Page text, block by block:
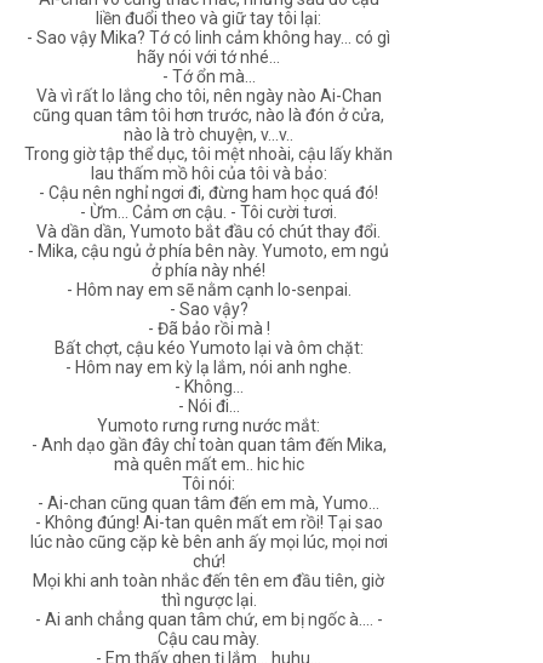
liền đuổi theo và giữ tay tôi lại:
- Sao vậy Mika? Tớ có linh cảm không hay... có gì
hãy nói với tớ nhé...
- Tớ ổn mà...
Và vì rất lo lắng cho tôi, nên ngày nào Ai-Chan
cũng quan tâm tôi hơn trước, nào là đón ở cửa,
nào là trò chuyện, v...v..
Trong giờ tập thể dục, tôi mệt nhoài, cậu lấy khăn
lau thấm mồ hôi của tôi và bảo:
- Cậu nên nghỉ ngơi đi, đừng ham học quá đó!
- Ừm... Cảm ơn cậu. - Tôi cười tươi.
Và dần dần, Yumoto bắt đầu có chút thay đổi.
- Mika, cậu ngủ ở phía bên này. Yumoto, em ngủ
ở phía này nhé!
- Hôm nay em sẽ nằm cạnh Io-senpai.
- Sao vậy?
- Đã bảo rồi mà !
Bất chợt, cậu kéo Yumoto lại và ôm chặt:
- Hôm nay em kỳ lạ lắm, nói anh nghe.
- Không...
- Nói đi...
Yumoto rưng rưng nước mắt:
- Anh dạo gần đây chỉ toàn quan tâm đến Mika,
mà quên mất em.. hic hic
Tôi nói:
- Ai-chan cũng quan tâm đến em mà, Yumo...
- Không đúng! Ai-tan quên mất em rồi! Tại sao
lúc nào cũng cặp kè bên anh ấy mọi lúc, mọi nơi
chứ!
Mọi khi anh toàn nhắc đến tên em đầu tiên, giờ
thì ngược lại.
- Ai anh chẳng quan tâm chứ, em bị ngốc à.... -
Cậu cau mày.
- Em thấy ghen tị lắm... huhu...